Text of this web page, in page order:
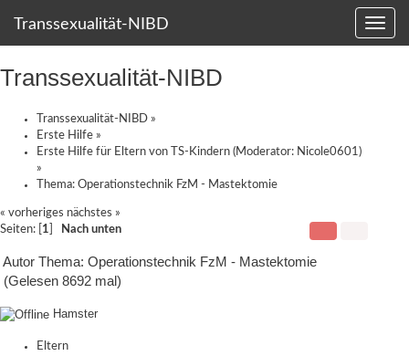
Transsexualität-NIBD
Transsexualität-NIBD
Transsexualität-NIBD »
Erste Hilfe »
Erste Hilfe für Eltern von TS-Kindern (Moderator: Nicole0601)
»
Thema: Operationstechnik FzM - Mastektomie
« vorheriges nächstes »
Seiten: [ 1 Nach unten
Autor Thema: Operationstechnik FzM - Mastektomie
(Gelesen 8692 mal)
Hamster
Eltern